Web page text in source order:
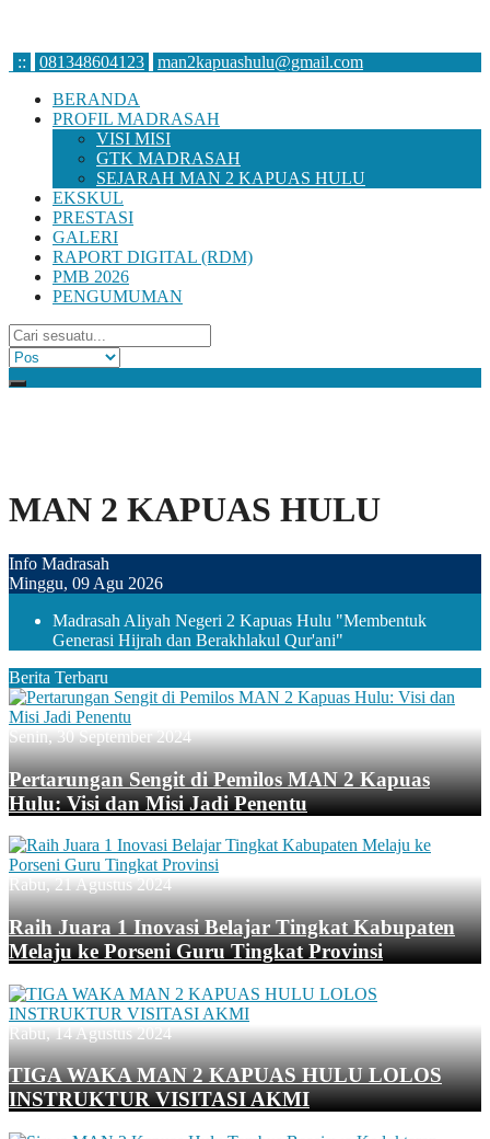
:: 081348604123
man2kapuashulu@gmail.com
BERANDA
PROFIL MADRASAH
VISI MISI
GTK MADRASAH
SEJARAH MAN 2 KAPUAS HULU
EKSKUL
PRESTASI
GALERI
RAPORT DIGITAL (RDM)
PMB 2026
PENGUMUMAN
MAN 2 KAPUAS HULU
Info Madrasah
Minggu, 09 Agu 2026
Madrasah Aliyah Negeri 2 Kapuas Hulu "Membentuk
Generasi Hijrah dan Berakhlakul Qur'ani"
Berita Terbaru
Senin, 30 September 2024
Pertarungan Sengit di Pemilos MAN 2 Kapuas
Hulu: Visi dan Misi Jadi Penentu
Rabu, 21 Agustus 2024
Raih Juara 1 Inovasi Belajar Tingkat Kabupaten
Melaju ke Porseni Guru Tingkat Provinsi
Rabu, 14 Agustus 2024
TIGA WAKA MAN 2 KAPUAS HULU LOLOS
INSTRUKTUR VISITASI AKMI